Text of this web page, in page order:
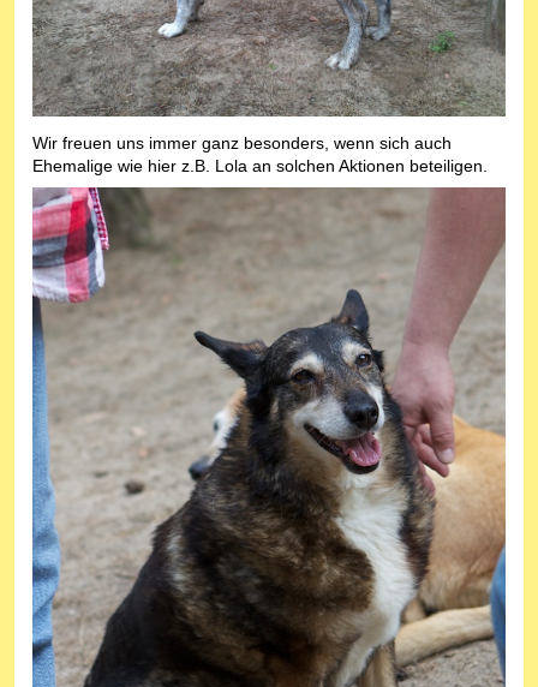
Wir freuen uns immer ganz besonders, wenn sich auch
Ehemalige wie hier z.B. Lola an solchen Aktionen beteiligen.